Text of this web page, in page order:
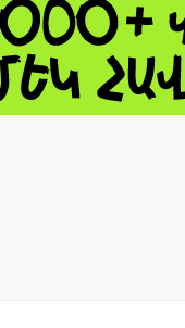
-0.27 COPPER - 13791.00
TIN - 55268.00
+2.50
ZINC - 3643.00
+1.43
-0.39 EUR/GBP - 1.1558
+0.32 GBP/USD - 1.3488